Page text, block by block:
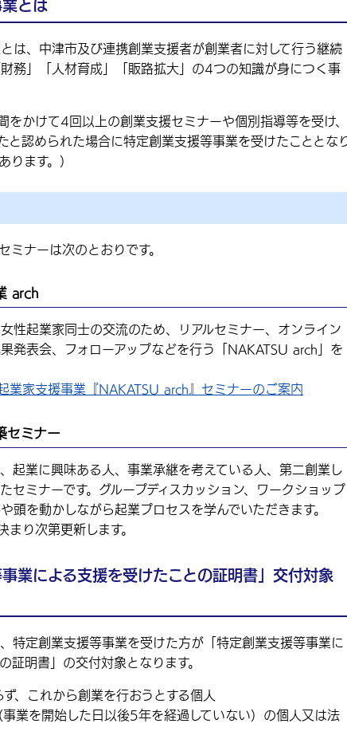
とは
は、中津市及び連携創業支援者が創業者に対して行う継続
務」「人材育成」「販路拡大」の4つの知識が身につく事
かけて4回以上の創業支援セミナーや個別指導等を受け、
と認められた場合に特定創業支援等事業を受けたこととな
ります。）
ミナーは次のとおりです。
arch
性起業家同士の交流のため、リアルセミナー、オンライン
発表会、フォローアップなどを行う「NAKATSU arch」を
業家支援事業『NAKATSU arch』セミナーのご案内
セミナー
起業に興味ある人、事業承継を考えている人、第二創業し
セミナーです。グループディスカッション、ワークショップ
頭を動かしながら起業プロセスを学んでいただきます。
り次第更新します。
事業による支援を受けたことの証明書」交付対象
特定創業支援等事業を受けた方が「特定創業支援等事業に
証明書」の交付対象となります。
、これから創業を行おうとする個人
業を開始した日以後5年を経過していない）の個人又は法